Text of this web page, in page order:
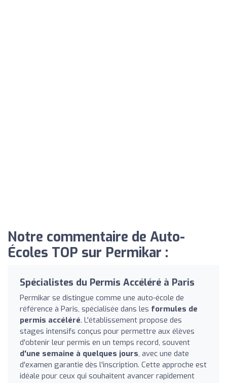
Notre commentaire de Auto-
Écoles TOP sur Permikar :
Spécialistes du Permis Accéléré à Paris
Permikar se distingue comme une auto-école de
référence à Paris, spécialisée dans les formules de
permis accéléré. L'établissement propose des
stages intensifs conçus pour permettre aux élèves
d'obtenir leur permis en un temps record, souvent
d'une semaine à quelques jours, avec une date
d'examen garantie dès l'inscription. Cette approche est
idéale pour ceux qui souhaitent avancer rapidement